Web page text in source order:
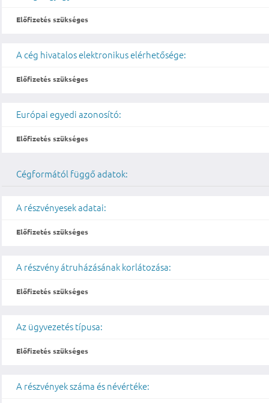
Előfizetés szükséges
A cég hivatalos elektronikus elérhetősége:
Előfizetés szükséges
Európai egyedi azonosító:
Előfizetés szükséges
Cégformától függő adatok:
A részvényesek adatai:
Előfizetés szükséges
A részvény átruházásának korlátozása:
Előfizetés szükséges
Az ügyvezetés típusa:
Előfizetés szükséges
A részvények száma és névértéke: